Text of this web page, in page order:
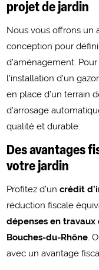
projet de jardin
Nous vous offrons un
conception pour
d’aménagement.
l’installation d’un
en place d’un terrain
d’arrosage
qualité et durable.
Des avantages
votre jardin
Profitez d’uncrédit
réduction fiscale
dépenses en
Bouches-du-Rhône .
avec un avantage